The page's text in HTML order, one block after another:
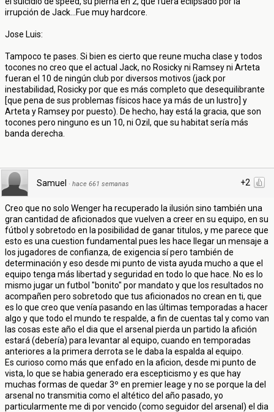
irrupción de Jack...Fue muy hardcore.
Jose Luis:
Tampoco te pases. Si bien es cierto que reune mucha clase y todos
tocones no creo que el actual Jack, no Rosicky ni Ramsey ni Arteta
fueran el 10 de ningún club por diversos motivos (jack por
inestabilidad, Rosicky por que es más completo que desequilibrante
[que pena de sus problemas físicos hace ya más de un lustro] y
Arteta y Ramsey por puesto). De hecho, hay está la gracia, que son
tocones pero ninguno es un 10, ni Ozil, que su habitat sería más
banda derecha.
+2
Samuel · hace 661 semanas
Creo que no solo Wenger ha recuperado la ilusión sino también una
gran cantidad de aficionados que vuelven a creer en su equipo, en su
fútbol y sobretodo en la posibilidad de ganar titulos, y me parece que
esto es una cuestion fundamental pues les hace llegar un mensaje a
los jugadores de confianza, de exigencia sí pero también de
determinación y eso desde mi punto de vista ayuda mucho a que el
equipo tenga más libertad y seguridad en todo lo que hace. No es lo
mismo jugar un futbol "bonito" por mandato y que los resultados no
acompañen pero sobretodo que tus aficionados no crean en ti, que
es lo que creo que venía pasando en las últimas temporadas a hacer
algo y que todo el mundo te respalde, a fin de cuentas tal y como van
las cosas este año el dia que el arsenal pierda un partido la afición
estará (debería) para levantar al equipo, cuando en temporadas
anteriores a la primera derrota se le daba la espalda al equipo.
Es curioso como más que enfado en la aficion, desde mi punto de
vista, lo que se habia generado era escepticismo y es que hay
muchas formas de quedar 3º en premier leage y no se porque la del
arsenal no transmitia como el altético del año pasado, yo
particularmente me di por vencido (como seguidor del arsenal) el dia